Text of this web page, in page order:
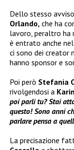
Dello stesso
Orlando, che ha
lavoro, peraltro ha
è entrato anche
ci sono dei creator
hanno sponsor e
Poi però Stefania
rivolgendosi a
poi parli tu? Stai
questo! Sono anni
parlare pensa a
La precisazione